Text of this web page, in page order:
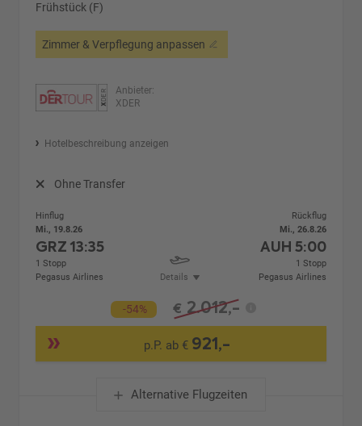
Frühstück (F)
Zimmer & Verpflegung anpassen
Anbieter:
XDER
Hotelbeschreibung anzeigen
Ohne Transfer
Hinflug
Mi., 19.8.26
GRZ13:35
1 Stopp
Pegasus Airlines
Details
Rückflug
Mi., 26.8.26
AUH 5:00
1 Stopp
Pegasus Airlines
-54% € 2.012,-
p.P. ab € 921,-
Alternative Flugzeiten